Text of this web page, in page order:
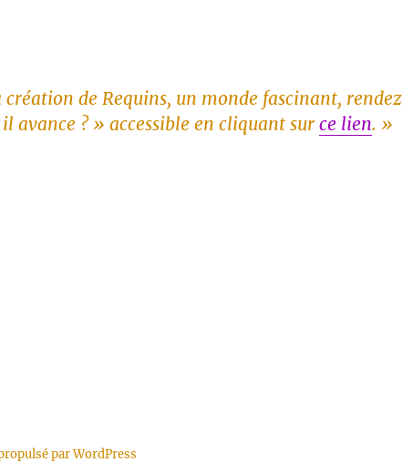
de Requins, un monde fascinant, rendez
avance ? » accessible en cliquant surce lien. »
par WordPress